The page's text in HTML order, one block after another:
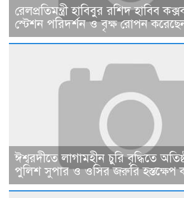
রেলপ্রতিমন্ত্রী হাবিবুর রশিদ হাবিব
স্টেশন পরিদর্শন ও বৃক্ষ রোপন
ঈশ্বরদীতে লাগামহীন চুরি বৃদ্ধিতে
পুলিশ সুপার ও ওসির জরুরি হস্তক্ষেপ